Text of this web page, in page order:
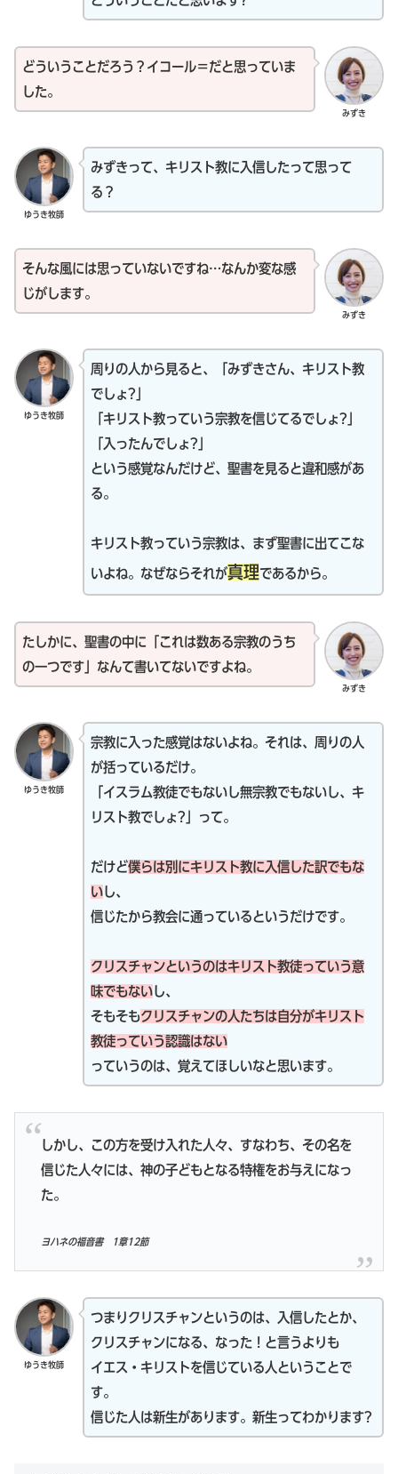
みずき
どういうことだろう？イコール＝だと思っていま
した。
ゆうき牧師
みずきって、キリスト教に入信したって思って
る？
みずき
そんな風には思っていないですね…なんか変な感
じがします。
ゆうき牧師
周りの人から見ると、「みずきさん、キリスト教
でしょ?」
「キリスト教っていう宗教を信じてるでしょ?」
「入ったんでしょ?」
という感覚なんだけど、聖書を見ると違和感があ
る。
キリスト教っていう宗教は、まず聖書に出てこな
いよね。なぜならそれが真理であるから。
みずき
たしかに、聖書の中に「これは数ある宗教のうち
の一つです」なんて書いてないですよね。
ゆうき牧師
宗教に入った感覚はないよね。それは、周りの人
が括っているだけ。
「イスラム教徒でもないし無宗教でもないし、キ
リスト教でしょ?」って。
だけど僕らは別にキリスト教に入信した訳でもな
いし、
信じたから教会に通っているというだけです。
クリスチャンというのはキリスト教徒っていう意
味でもないし、
そもそもクリスチャンの人たちは自分がキリスト
教徒っていう認識はない
っていうのは、覚えてほしいなと思います。
しかし、この方を受け入れた人々、すなわち、その名を
信じた人々には、神の子どもとなる特権をお与えになっ
た。
ヨハネの福音書 1章12節
ゆうき牧師
つまりクリスチャンというのは、入信したとか、
クリスチャンになる、なった！と言うよりも
イエス・キリストを信じている人ということで
す。
信じた人は新生があります。新生ってわかります?